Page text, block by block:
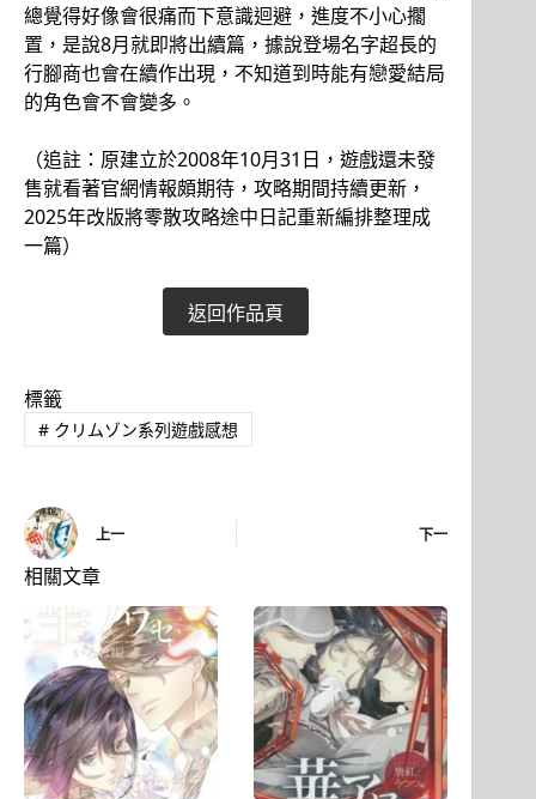
總覺得好像會很痛而下意識迴避，進度不小心擱
置，是說8月就即將出續篇，據說登場名字超長的
行腳商也會在續作出現，不知道到時能有戀愛結局
的角色會不會變多。
（追註：原建立於2008年10月31日，遊戲還未發
售就看著官網情報頗期待，攻略期間持續更新，
2025年改版將零散攻略途中日記重新編排整理成
一篇）
返回作品頁
標籤
#クリムゾン系列遊戲感想
上一 下一
相關文章